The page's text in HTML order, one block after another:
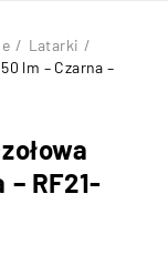
RF21-
/ Latarki /
lm – Czarna –